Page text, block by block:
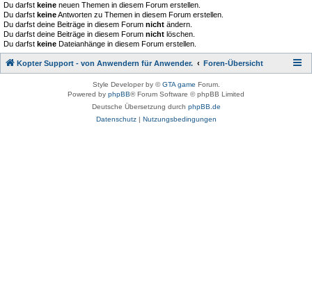
Du darfst keine neuen Themen in diesem Forum erstellen.
Du darfst keineAntworten zu Themen in diesem Forum erstellen.
Du darfst deine Beiträge in diesem Forum nicht ändern.
Du darfst deine Beiträge in diesem Forum nicht löschen.
Du darfst keine Dateianhänge in diesem Forum erstellen.
Kopter Support - von Anwendern für Anwender. Foren-Übersicht
Style Developer by ©GTA game Forum.
Powered by phpBB® Forum Software © phpBB Limited
Deutsche Übersetzung durch phpBB.de
Datenschutz| Nutzungsbedingungen